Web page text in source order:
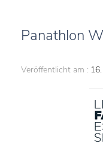
Panathlon
Veröffentlicht am :